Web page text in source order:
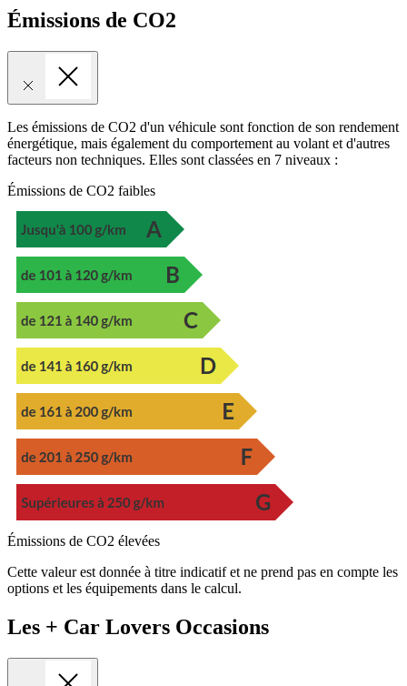
Émissions de CO2
Les émissions de CO2 d'un véhicule sont fonction de son rendement
énergétique, mais également du comportement au volant et d'autres
facteurs non techniques. Elles sont classées en 7 niveaux :
Émissions de CO2 faibles
Émissions de CO2 élevées
Cette valeur est donnée à titre indicatif et ne prend pas en compte les
options et les équipements dans le calcul.
Les + Car Lovers Occasions